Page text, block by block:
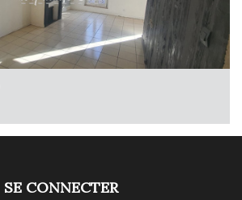
SE CONNECTER